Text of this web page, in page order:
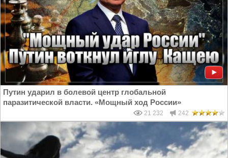
Путин ударил в болевой центр глобальной
паразитической власти. «Мощный ход России»
21 232 242